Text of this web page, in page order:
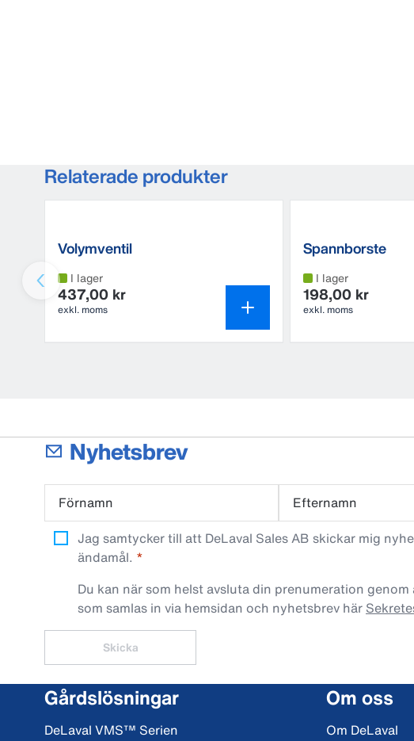
Relaterade produkter
Volymventil
I lager
437,00 kr
exkl. moms
Spannborste
I lager
198,00 kr
exkl. moms
Nyhetsbrev
Förnamn Efternamn
Jag samtycker till att DeLaval Sales AB skickar mig
ändamål.
Du kan när som helst avsluta din prenumeration
som samlas in via hemsidan och nyhetsbrev här
Skicka
Gårdslösningar
DeLaval VMS™ Serien
Om oss
Om DeLaval